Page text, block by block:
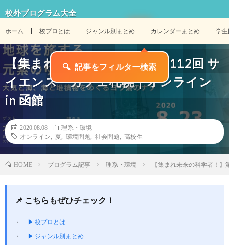
校外プログラム大全
ホーム 校プロとは ジャンル別まとめ カレンダーまとめ 学
【集まれ未来の科学者！】第112回 サ
イエンス・カフェ札幌｜オンライン
in 函館
2020.08.08
理系・環境
オンライン
夏 環境問題 社会問題 高校生
HOME プログラム記事 理系・環境 【集まれ未来の科学者！
📌 こちらもぜひチェック！
▶ 校プロとは
▶ ジャンル別まとめ
🔍 記事をフィルター検索